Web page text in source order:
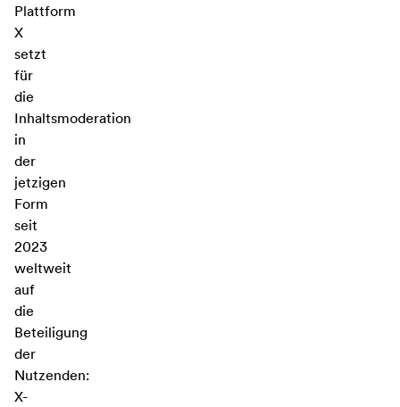
Plattform
X
setzt
für
die
Inhaltsmoderation
in
der
jetzigen
Form
seit
2023
weltweit
auf
die
Beteiligung
der
Nutzenden:
X-